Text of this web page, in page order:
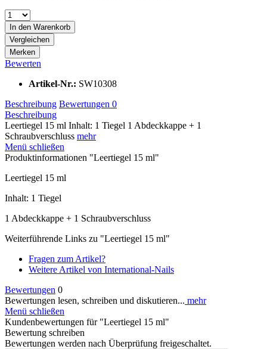
In den Warenkorb
Vergleichen
Merken
Bewerten
Artikel-Nr.: SW10308
Beschreibung Bewertungen 0
Beschreibung
Leertiegel 15 ml Inhalt: 1 Tiegel 1 Abdeckkappe + 1
Schraubverschluss mehr
Menü schließen
Produktinformationen "Leertiegel 15 ml"
Leertiegel 15 ml
Inhalt: 1 Tiegel
1 Abdeckkappe + 1 Schraubverschluss
Weiterführende Links zu "Leertiegel 15 ml"
Fragen zum Artikel?
Weitere Artikel von International-Nails
Bewertungen 0
Bewertungen lesen, schreiben und diskutieren... mehr
Menü schließen
Kundenbewertungen für "Leertiegel 15 ml"
Bewertung schreiben
Bewertungen werden nach Überprüfung freigeschaltet.